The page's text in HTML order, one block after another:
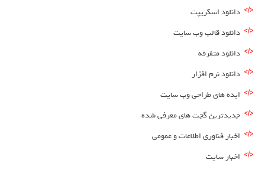
دانلود اسکریپت
دانلود قالب وب سایت
دانلود متفرقه
دانلود نرم افزار
ایده های طراحی وب سایت
جدیدترین گجت های معرفی شده
اخبار فناوری اطلاعات و عمومی
اخبار سایت